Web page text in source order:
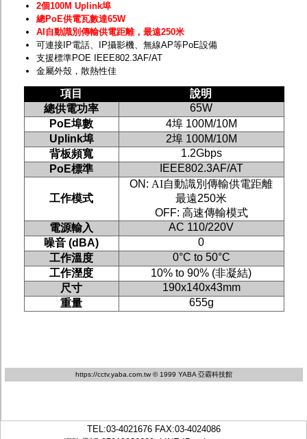
2個100M Uplink埠
總PoE供電瓦數達65W
AI自動識別傳輸供電距離，最遠250米
可連接IP電話、IP攝影機、無線AP等PoE設備
支援標準POE IEEE802.3AF/AT
金屬外殼，散熱性佳
項目
說明
總供電功率
65W
PoE埠數 4埠100M/10M
Uplink埠 2埠100M/10M
背板頻寬
1.2Gbps
PoE標準 IEEE802.3AF/AT
工作模式
ON: AI自動識別傳輸供電距離
最遠250米
OFF: 高速傳輸模式
電源輸入
AC 110/220V
噪音 (dBA)
0
工作溫度
0°C to 50°C
工作溼度
10% to 90% (非凝結)
尺寸
190x140x43mm
重量
655g
https://cctv.yaba.com.tw © 1999 YABA 亞霸科技館
TEL:03-4021676FAX:03-4024086